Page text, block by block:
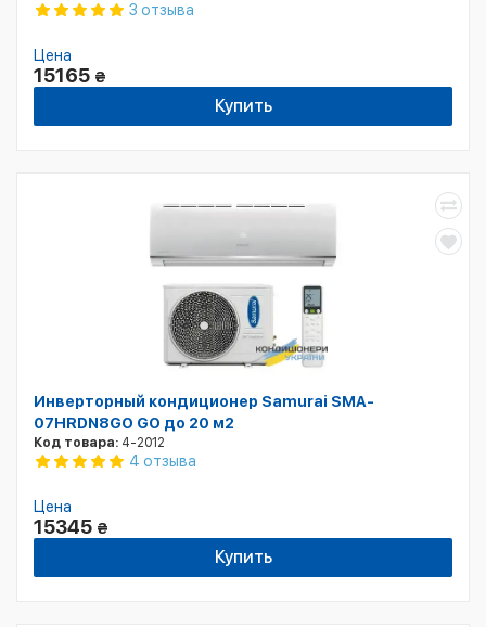
3 отзыва
Цена
15165 ₴
Купить
Инверторный кондиционер Samurai SMA-
07HRDN8GO GO до 20 м2
Код товара: 4-2012
4 отзыва
Цена
15345 ₴
Купить